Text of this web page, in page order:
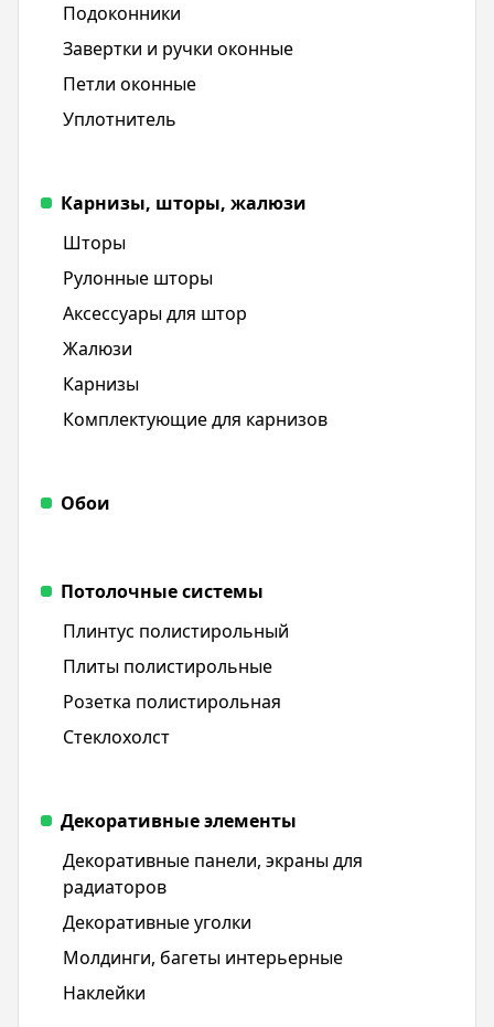
Подоконники
Завертки и ручки оконные
Петли оконные
Уплотнитель
Карнизы, шторы, жалюзи
Шторы
Рулонные шторы
Аксессуары для штор
Жалюзи
Карнизы
Комплектующие для карнизов
Обои
Потолочные системы
Плинтус полистирольный
Плиты полистирольные
Розетка полистирольная
Стеклохолст
Декоративные элементы
Декоративные панели, экраны для
радиаторов
Декоративные уголки
Молдинги, багеты интерьерные
Наклейки